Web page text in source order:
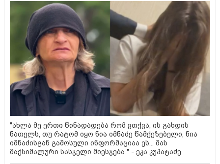
"ახლა მე ერთი წინადადება რომ ვთქვა, ის გახდის
ნათელს, თუ რატომ იყო ნია იმნაძე წამქეზებელი, ნია
იმნაძისგან გამოსული ინფორმაციაა ეს... მას
მაქსიმალური სასჯელი მიესჯება " - ეკა კუპატაძე